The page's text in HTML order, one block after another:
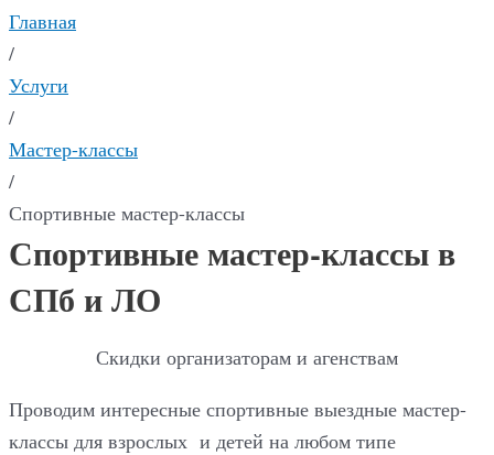
Главная
/
Услуги
/
Мастер-классы
/
Спортивные мастер-классы
Спортивные мастер-классы в
СПб и ЛО
Скидки организаторам и агенствам
Проводим интересные спортивные выездные мастер-
классы для взрослых и детей на любом типе